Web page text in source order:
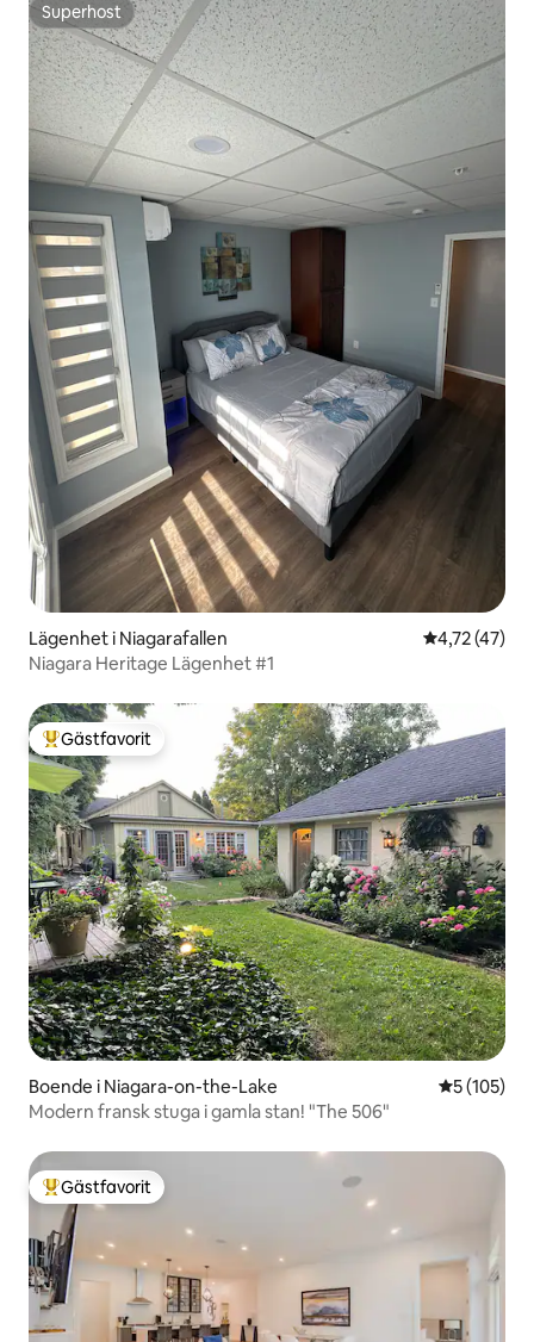
Superhost
Superhost
Lägenhet i Niagarafallen 4,72 av 5 i
4,72 (47)
Niagara Heritage Lägenhet #1
Populär gästfavorit
Gästfavorit
Boende i Niagara-on-the-Lake 5 av 5 i
5 (105)
Modern fransk stuga i gamla stan! "The 506"
Populär gästfavorit
Gästfavorit